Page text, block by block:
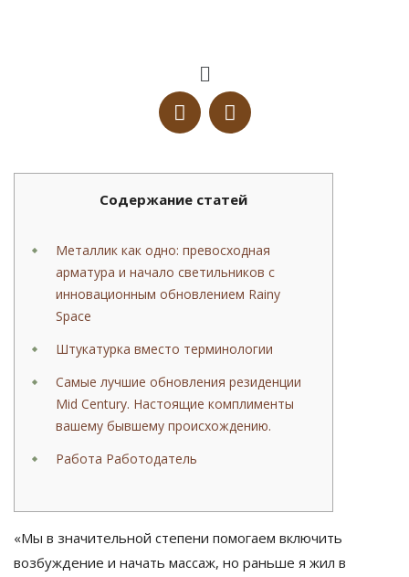
Содержание статей
Металлик как одно: превосходная
арматура и начало светильников с
инновационным обновлением Rainy
Space
Штукатурка вместо терминологии
Самые лучшие обновления резиденции
Mid Century. Настоящие комплименты
вашему бывшему происхождению.
Работа Работодатель
«Мы в значительной степени помогаем включить
возбуждение и начать массаж, но раньше я жил в